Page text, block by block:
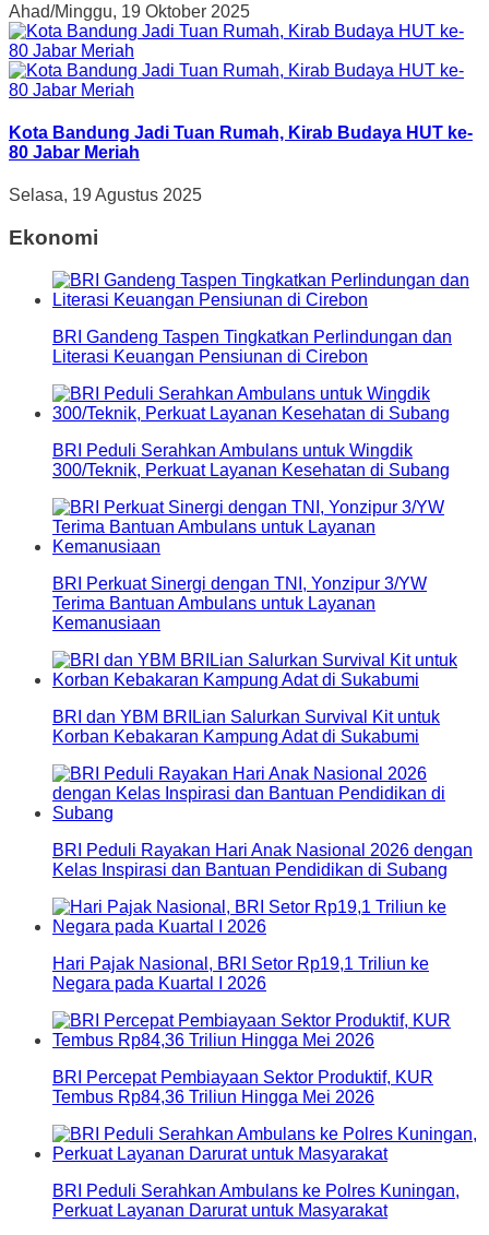
Ahad/Minggu, 19 Oktober 2025
Kota Bandung Jadi Tuan Rumah, Kirab Budaya HUT ke-
80 Jabar Meriah
Selasa, 19 Agustus 2025
Ekonomi
BRI Gandeng Taspen Tingkatkan Perlindungan dan
Literasi Keuangan Pensiunan di Cirebon
BRI Peduli Serahkan Ambulans untuk Wingdik
300/Teknik, Perkuat Layanan Kesehatan di Subang
BRI Perkuat Sinergi dengan TNI, Yonzipur 3/YW
Terima Bantuan Ambulans untuk Layanan
Kemanusiaan
BRI dan YBM BRILian Salurkan Survival Kit untuk
Korban Kebakaran Kampung Adat di Sukabumi
BRI Peduli Rayakan Hari Anak Nasional 2026 dengan
Kelas Inspirasi dan Bantuan Pendidikan di Subang
Hari Pajak Nasional, BRI Setor Rp19,1 Triliun ke
Negara pada Kuartal I 2026
BRI Percepat Pembiayaan Sektor Produktif, KUR
Tembus Rp84,36 Triliun Hingga Mei 2026
BRI Peduli Serahkan Ambulans ke Polres Kuningan,
Perkuat Layanan Darurat untuk Masyarakat